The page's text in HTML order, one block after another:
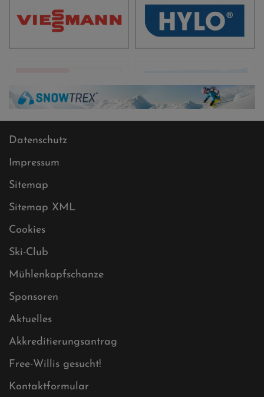
Datenschutz
Impressum
Sitemap
Sitemap XML
Cookies
Ski-Club